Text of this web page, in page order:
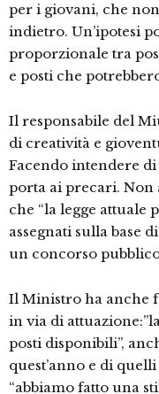
per i giovani, che
indietro. Un’ipotesi
proporzionale tra
e posti che
Il responsabile del
di creatività e
Facendo intendere
porta ai precari. Non
che “la legge attuale
assegnati sulla base
un concorso
Il Ministro ha anche
in via di
posti disponibili”,
quest’anno e di
“abbiamo fatto una